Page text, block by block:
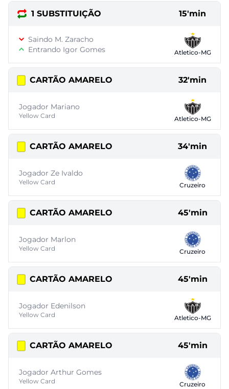
1 SUBSTITUIÇÃO 15'min
Saindo M. Zaracho
Entrando Igor Gomes
Atletico-MG
CARTÃO AMARELO 32'min
Jogador Mariano
Yellow Card Atletico-MG
CARTÃO AMARELO 34'min
Jogador Ze Ivaldo
Yellow Card Cruzeiro
CARTÃO AMARELO 45'min
Jogador Marlon
Yellow Card Cruzeiro
CARTÃO AMARELO 45'min
Jogador Edenilson
Yellow Card Atletico-MG
CARTÃO AMARELO 45'min
Jogador Arthur Gomes
Yellow Card Cruzeiro